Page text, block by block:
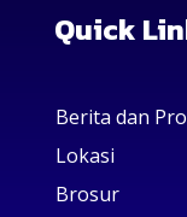
Quick
Berita dan
Lokasi
Brosur